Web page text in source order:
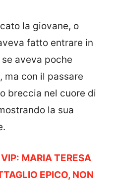
la giovane, o
fatto entrare in
aveva poche
ma con il passare
breccia nel cuore di
la sua
VIP: MARIA TERESA
EPICO, NON